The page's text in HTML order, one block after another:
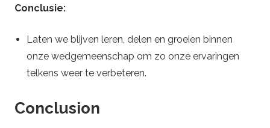
Conclusie:
Laten we blijven leren, delen en groeien binnen
onze wedgemeenschap om zo onze ervaringen
telkens weer te verbeteren.
Conclusion